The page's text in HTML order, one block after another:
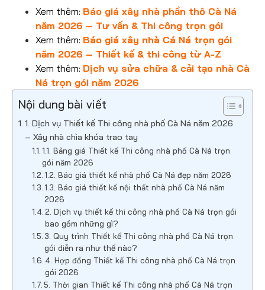
Xem thêm: Báo giá xây nhà phần thô Cà Ná
năm 2026 – Tư vấn & Thi công trọn gói
Xem thêm: Báo giá xây nhà Cá Ná trọn gói
năm 2026 – Thiết kế & thi công từ A-Z
Xem thêm: Dịch vụ sửa chữa & cải tạo nhà Cà
Ná trọn gói năm 2026
Nội dung bài viết
1. Dịch vụ Thiết kế Thi công nhà phố Cà Ná năm 2026
– Xây nhà chìa khóa trao tay
1.1. Bảng giá Thiết kế Thi công nhà phố Cà Ná trọn
gói năm 2026
1.2. Báo giá thiết kế nhà phố Cà Ná đẹp năm 2026
1.3. Báo giá thiết kế nội thất nhà phố Cà Ná năm
2026
2. Dịch vụ thiết kế thi công nhà phố Cà Ná trọn gói
bao gồm những gì?
3. Quy trình Thiết kế Thi công nhà phố Cà Ná trọn
gói diễn ra như thế nào?
4. Hợp đồng Thiết kế Thi công nhà phố Cà Ná trọn
gói 2026
5. Thời gian Thiết kế Thi công nhà phố Cà Ná trọn